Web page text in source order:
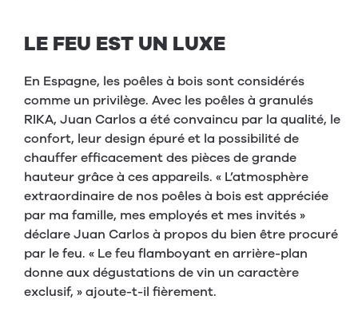
LE FEU EST UN LUXE
En Espagne, les poêles à bois sont considérés
comme un privilège. Avec les poêles à granulés
RIKA, Juan Carlos a été convaincu par la qualité, le
confort, leur design épuré et la possibilité de
chauffer efficacement des pièces de grande
hauteur grâce à ces appareils. « L’atmosphère
extraordinaire de nos poêles à bois est appréciée
par ma famille, mes employés et mes invités »
déclare Juan Carlos à propos du bien être procuré
par le feu. « Le feu flamboyant en arrière-plan
donne aux dégustations de vin un caractère
exclusif, » ajoute-t-il fièrement.